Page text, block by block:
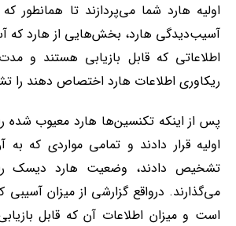
اولیه هارد شما می‌پردازند تا همانطور که
آسیب‌دیدگی هارد، بخش‌هایی از هارد که
اطلاعاتی که قابل بازیابی هستند و
ریکاوری اطلاعات هارد اختصاص دهند
پس از اینکه تکنسین‌ها هارد معیوب شده
اولیه قرار دادند و تمامی مواردی که به
تشخیص دادند، وضعیت هارد دیسک را
می‌گذارند. درواقع گزارشی از میزان آسیبی
است و میزان اطلاعات آن که قابل